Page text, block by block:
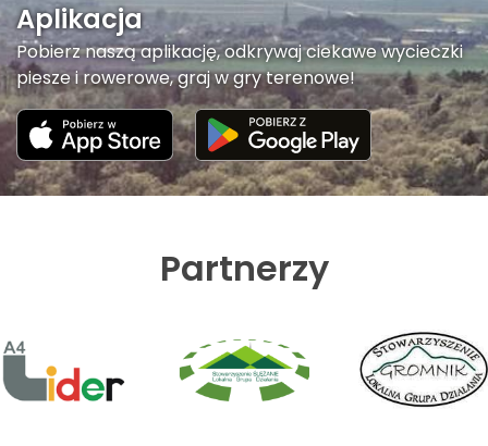
Aplikacja
Pobierz naszą aplikację, odkrywaj ciekawe wycieczki
piesze i rowerowe, graj w gry terenowe!
Partnerzy